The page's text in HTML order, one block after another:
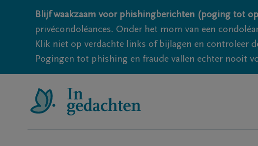
Blijf waakzaam voor phishingberichten (poging tot
privécondoléances. Onder het mom van een
Klik niet op verdachte links of bijlagen en controleer
Pogingen tot phishing en fraude vallen echter nooit